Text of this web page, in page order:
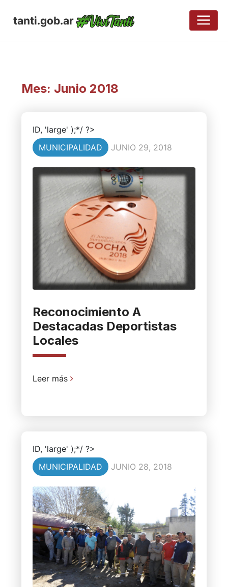
tanti.gob.ar
Mes: Junio 2018
ID, 'large' );*/ ?>
MUNICIPALIDAD
JUNIO 29, 2018
Reconocimiento A
Destacadas Deportistas
Locales
Leer más
ID, 'large' );*/ ?>
MUNICIPALIDAD
JUNIO 28, 2018